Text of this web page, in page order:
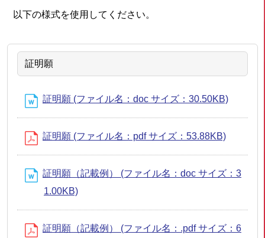
以下の様式を使用してください。
証明願
証明願 (ファイル名：doc サイズ：30.50KB)
証明願 (ファイル名：pdf サイズ：53.88KB)
証明願（記載例） (ファイル名：doc サイズ：3
1.00KB)
証明願（記載例） (ファイル名：.pdf サイズ：6